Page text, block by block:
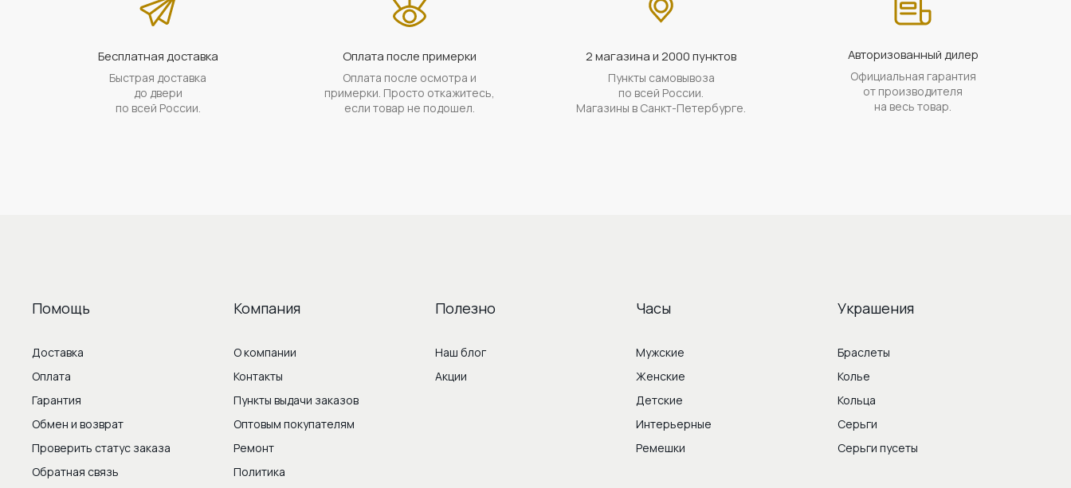
Бесплатная доставка
Быстрая доставка
до двери
по всей России.
Оплата после примерки
Оплата после осмотра и
примерки. Просто откажитесь,
если товар не подошел.
2 магазина и 2000 пунктов
Пункты самовывоза
по всей России.
Магазины в Санкт-Петербурге.
Авторизованный дилер
Официальная гарантия
от производителя
на весь товар.
Помощь
Доставка
Оплата
Гарантия
Обмен и возврат
Проверить статус заказа
Обратная связь
Компания
О компании
Контакты
Пункты выдачи заказов
Оптовым покупателям
Ремонт
Политика
Полезно
Наш блог
Акции
Часы
Мужские
Женские
Детские
Интерьерные
Ремешки
Украшения
Браслеты
Колье
Кольца
Серьги
Серьги пусеты